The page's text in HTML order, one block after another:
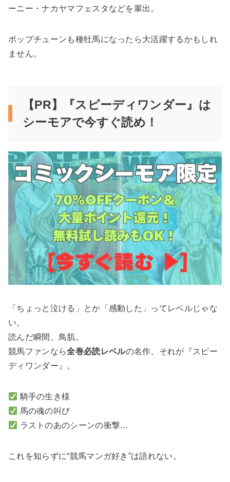
ーニー・ナカヤマフェスタなどを輩出。
ポップチューンも種牡馬になったら大活躍するかもしれ
ません。
【PR】『スピーディワンダー』は
シーモアで今すぐ読め！
「ちょっと泣ける」とか「感動した」ってレベルじゃな
い。
読んだ瞬間、鳥肌。
競馬ファンなら全巻必読レベルの名作、それが『スピー
ディワンダー』。
騎手の生き様
馬の魂の叫び
ラストのあのシーンの衝撃…
これを知らずに“競馬マンガ好き”は語れない。